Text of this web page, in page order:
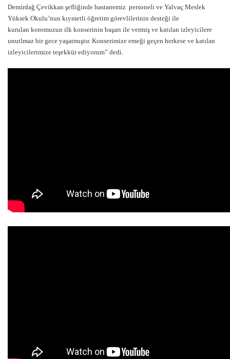
Demirdağ Çevikkan şefliğinde hastanemiz personeli ve Yalvaç Meslek
Yüksek Okulu’nun kıymetli öğretim görevlilerinin desteği ile
kurulan koromuzun ilk konserinin başarı ile vermiş ve katılan izleyicilere
unutlmaz bir gece yaşatmıştır. Konserimize emeği geçen herkese ve katılan
izleyicilerimize teşekkür ediyorum” dedi.